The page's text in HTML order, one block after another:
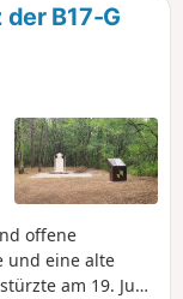
B17-G
offene
und eine alte
am 19. Juni